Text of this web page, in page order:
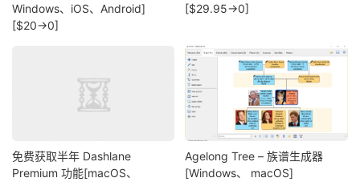
Windows、iOS、Android]
[$20→0]
[$29.95→0]
免费获取半年 Dashlane
Premium 功能[macOS、
Agelong Tree – 族谱生成器
[Windows、 macOS]